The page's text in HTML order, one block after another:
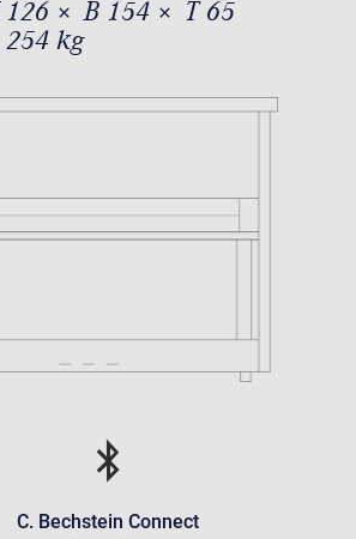
126 × B 154 × T 65
254 kg
C. Bechstein Connect